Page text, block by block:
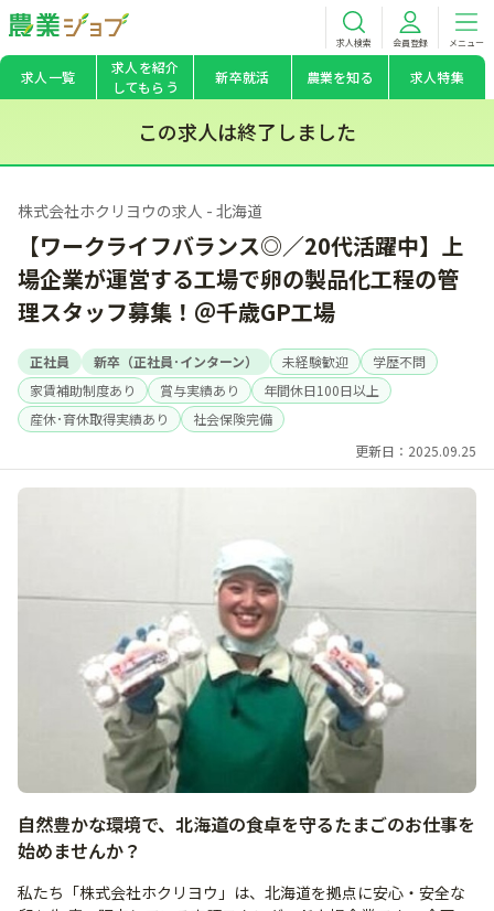
求人検索 会員登録 メニュー
求人一覧
求人を紹介
してもらう
新卒就活 農業を知る 求人特集
この求人は終了しました
株式会社ホクリヨウの求人 - 北海道
【ワークライフバランス◎／20代活躍中】上
場企業が運営する工場で卵の製品化工程の管
理スタッフ募集！＠千歳GP工場
正社員 新卒（正社員･インターン） 未経験歓迎
学歴不問
家賃補助制度あり
賞与実績あり
年間休日100日以上
産休･育休取得実績あり
社会保険完備
更新日：2025.09.25
自然豊かな環境で、北海道の食卓を守るたまごのお仕事を
始めませんか？
私たち「株式会社ホクリヨウ」は、北海道を拠点に安心・安全な